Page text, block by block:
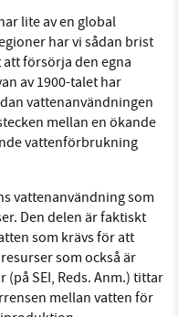
lite av en global
har vi sådan brist
försörja den egna
av 1900-talet har
vattenanvändningen
mellan en ökande
vattenförbrukning
vattenanvändning som
Den delen är faktiskt
som krävs för att
som också är
SEI, Reds. Anm.) tittar
mellan vatten för